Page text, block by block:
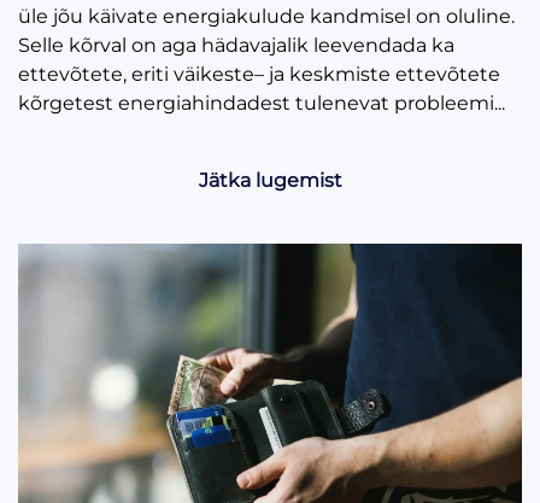
üle jõu käivate energiakulude kandmisel on oluline.
Selle kõrval on aga hädavajalik leevendada ka
ettevõtete, eriti väikeste– ja keskmiste ettevõtete
kõrgetest energiahindadest tulenevat probleemi...
Jätka lugemist